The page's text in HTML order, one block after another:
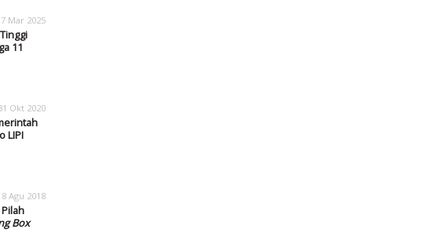
7 Mar 2025
11
Okt 2020
LIPI
8 Agu 2018
Box